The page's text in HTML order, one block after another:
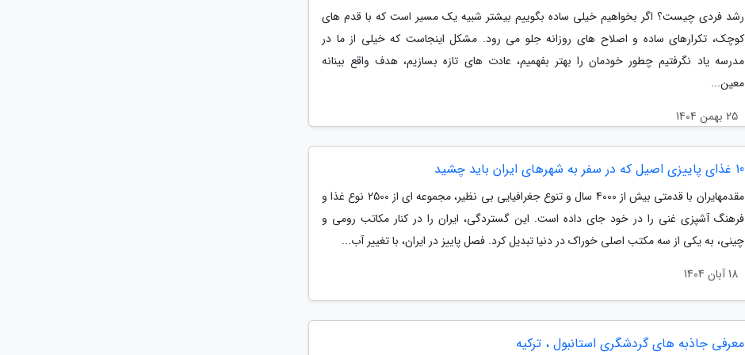
رشد فردی چیست؟ اگر بخواهیم خیلی ساده بگوییم بیشتر شبیه یک مسیر است که با قدم های
کوچک، تکرارهای ساده و اصلاح های روزانه جلو می رود. مشکل اینجاست که خیلی از ما در
مدرسه یاد نگرفتیم چطور خودمان را بهتر بفهمیم، عادت های تازه بسازیم، هدف واقع بینانه
معین...
25 بهمن 1404
10 غذای پاییزی اصیل که در سفر به شهرهای ایران باید چشید
مقدمهایران با قدمتی بیش از 4000 سال و تنوع جغرافیایی بی نظیر، مجموعه ای از 2500 نوع غذا و
فرهنگ آشپزی غنی را در خود جای داده است. این گستردگی، ایران را در کنار مکاتب رومی و
چینی، به یکی از سه مکتب اصلی خوراک در دنیا تبدیل کرد. فصل پاییز در ایران، با تغییر آب...
18 آبان 1404
معرفی جاذبه های گردشگری استانبول ، ترکیه